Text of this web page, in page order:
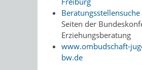
Beratungsstellensuche
Seiten der
Erziehungsberatung
www.ombudschaft-
bw.de